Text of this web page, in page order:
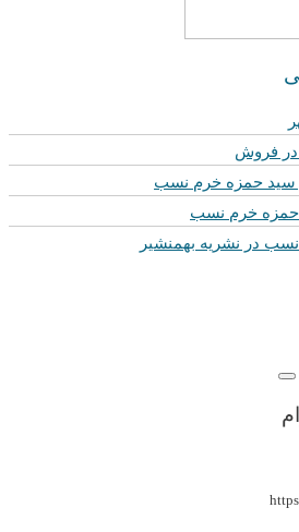
سید حمزه خرم نسب
حمزه خرم نسب
در نشریه بهمنشیر